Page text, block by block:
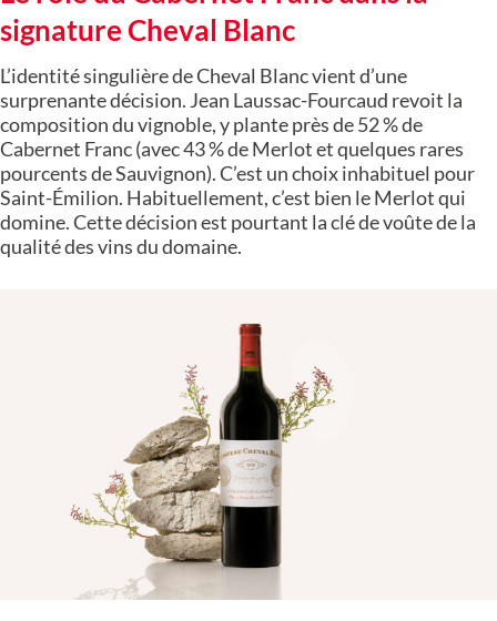
signature Cheval Blanc
L’identité singulière de Cheval Blanc vient d’une
surprenante décision. Jean Laussac-Fourcaud revoit la
composition du vignoble, y plante près de 52 % de
Cabernet Franc (avec 43 % de Merlot et quelques rares
pourcents de Sauvignon). C’est un choix inhabituel pour
Saint-Émilion. Habituellement, c’est bien le Merlot qui
domine. Cette décision est pourtant la clé de voûte de la
qualité des vins du domaine.